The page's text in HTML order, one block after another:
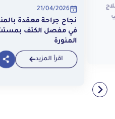
21/04/2026
نجاح جراحة معقدة
في مفصل الكتف
المنورة
اقرأ المزيد